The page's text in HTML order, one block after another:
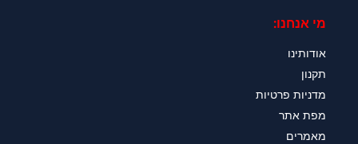
מי אנחנו:
אודותינו
תקנון
מדניות פרטיות
מפת אתר
מאמרים